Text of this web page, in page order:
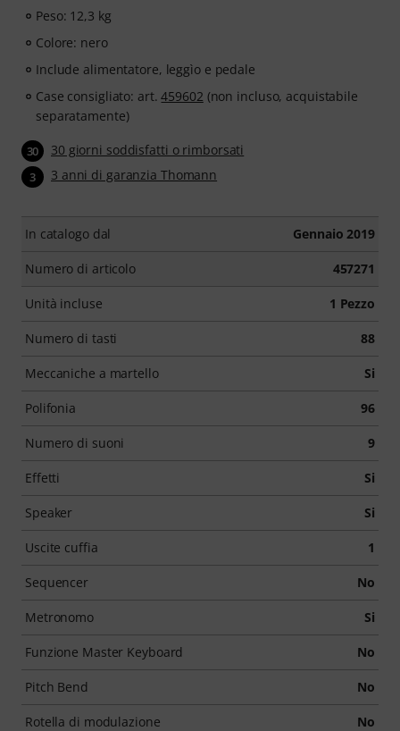
Peso: 12,3 kg
Colore: nero
Include alimentatore, leggìo e pedale
Case consigliato: art.459602 (non incluso, acquistabile
separatamente)
30 30 giorni soddisfatti o rimborsati
3 3 anni di garanzia Thomann
In catalogo dal Gennaio 2019
Numero di articolo 457271
Unità incluse 1 Pezzo
Numero di tasti 88
Meccaniche a martello Si
Polifonia 96
Numero di suoni 9
Effetti Si
Speaker Si
Uscite cuffia 1
Sequencer No
Metronomo Si
Funzione Master Keyboard No
Pitch Bend No
Rotella di modulazione No